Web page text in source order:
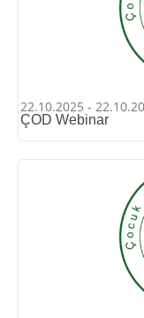
22.10.2025 -
ÇOD Webinar